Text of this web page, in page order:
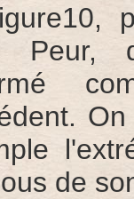
Peur,
de